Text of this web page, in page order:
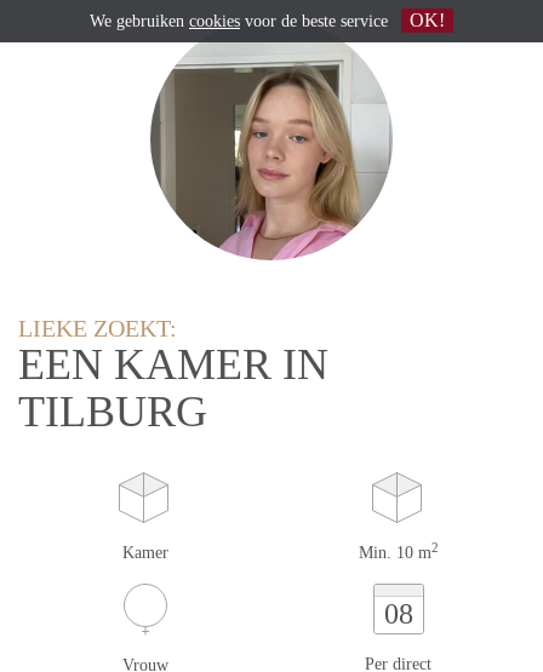
LIEKE ZOEKT:
EEN KAMER IN
TILBURG
Kamer Min. 10 m2
Vrouw
08
Per direct
We gebruiken cookies voor de beste service OK!